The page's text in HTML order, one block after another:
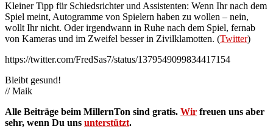
Kleiner Tipp für Schiedsrichter und Assistenten: Wenn Ihr nach dem
Spiel meint, Autogramme von Spielern haben zu wollen – nein,
wollt Ihr nicht. Oder irgendwann in Ruhe nach dem Spiel, fernab
von Kameras und im Zweifel besser in Zivilklamotten. (Twitter)
https://twitter.com/FredSas7/status/1379549099834417154
Bleibt gesund!
// Maik
Alle Beiträge beim MillernTon sind gratis. Wir freuen uns aber
sehr, wenn Du uns unterstützt.